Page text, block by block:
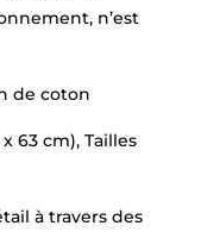
n’est
de coton
63 cm), Tailles
à travers des